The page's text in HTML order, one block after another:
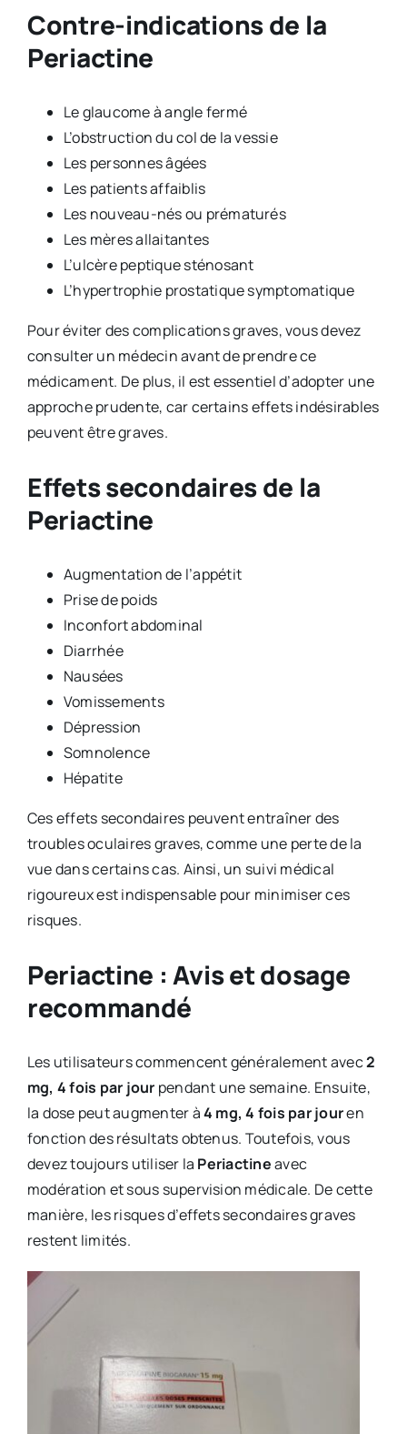
Contre-indications de la
Periactine
Le glaucome à angle fermé
L’obstruction du col de la vessie
Les personnes âgées
Les patients affaiblis
Les nouveau-nés ou prématurés
Les mères allaitantes
L’ulcère peptique sténosant
L’hypertrophie prostatique symptomatique
Pour éviter des complications graves, vous devez
consulter un médecin avant de prendre ce
médicament. De plus, il est essentiel d’adopter une
approche prudente, car certains effets indésirables
peuvent être graves.
Effets secondaires de la
Periactine
Augmentation de l’appétit
Prise de poids
Inconfort abdominal
Diarrhée
Nausées
Vomissements
Dépression
Somnolence
Hépatite
Ces effets secondaires peuvent entraîner des
troubles oculaires graves, comme une perte de la
vue dans certains cas. Ainsi, un suivi médical
rigoureux est indispensable pour minimiser ces
risques.
Periactine : Avis et dosage
recommandé
Les utilisateurs commencent généralement avec2
mg, 4 fois par jour pendant une semaine. Ensuite,
la dose peut augmenter à4 mg, 4 fois par jouren
fonction des résultats obtenus. Toutefois, vous
devez toujours utiliser la Periactineavec
modération et sous supervision médicale. De cette
manière, les risques d’effets secondaires graves
restent limités.